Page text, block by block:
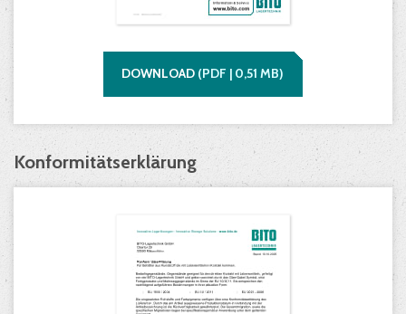
DOWNLOAD (PDF | 0,51 MB)
Konformitätserklärung